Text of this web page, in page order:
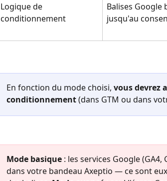
Logique de
conditionnement
Balises Google
jusqu'au
En fonction du mode choisi, vous devrez
conditionnement (dans GTM ou dans
Mode basique : les services Google
dans votre bandeau Axeptio — ce sont